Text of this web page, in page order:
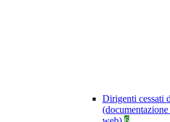
Dirigenti cessati